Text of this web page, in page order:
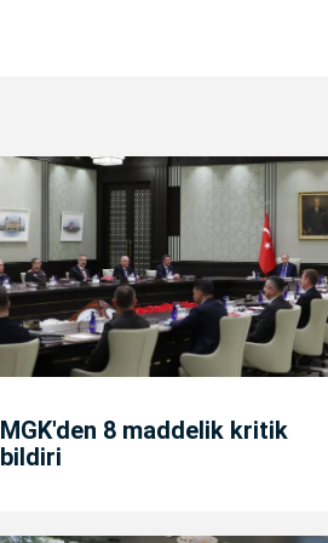
MGK'den 8 maddelik kritik
bildiri